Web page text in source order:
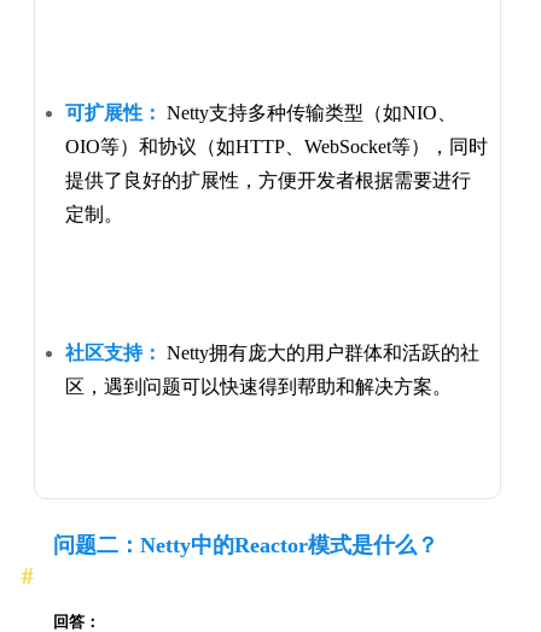
可扩展性： Netty支持多种传输类型（如NIO、
OIO等）和协议（如HTTP、WebSocket等），同时
提供了良好的扩展性，方便开发者根据需要进行
定制。
社区支持： Netty拥有庞大的用户群体和活跃的社
区，遇到问题可以快速得到帮助和解决方案。
问题二：Netty中的Reactor模式是什么？
回答：